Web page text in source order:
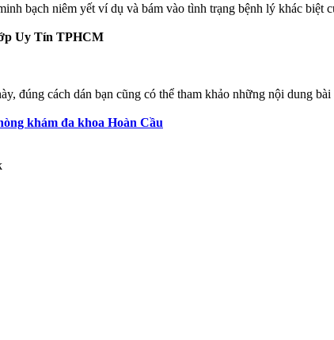
bạch niêm yết ví dụ và bám vào tình trạng bệnh lý khác
Uy Tín TPHCM
đúng cách dán bạn cũng có thể tham khảo những nội dung
khám đa khoa Hoàn Cầu